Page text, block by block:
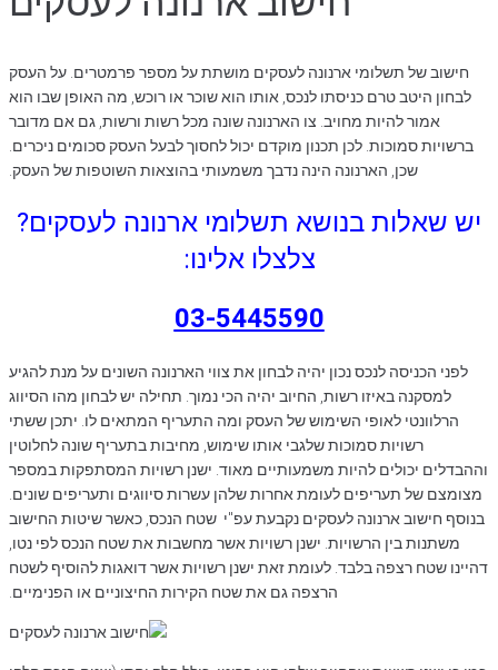
חישוב של תשלומי ארנונה לעסקים מושתת על מספר פרמטרים. על העסק
לבחון היטב טרם כניסתו לנכס, אותו הוא שוכר או רוכש, מה האופן שבו הוא
אמור להיות מחויב. צו הארנונה שונה מכל רשות ורשות, גם אם מדובר
ברשויות סמוכות. לכן תכנון מוקדם יכול לחסוך לבעל העסק סכומים ניכרים.
שכן, הארנונה הינה נדבך משמעותי בהוצאות השוטפות של העסק.
יש שאלות בנושא תשלומי ארנונה לעסקים?
צלצלו אלינו:
03-5445590
לפני הכניסה לנכס נכון יהיה לבחון את צווי הארנונה השונים על מנת להגיע
למסקנה באיזו רשות, החיוב יהיה הכי נמוך. תחילה יש לבחון מהו הסיווג
הרלוונטי לאופי השימוש של העסק ומה התעריף המתאים לו. יתכן ששתי
רשויות סמוכות שלגבי אותו שימוש, מחיבות בתעריף שונה לחלוטין
וההבדלים יכולים להיות משמעותיים מאוד. ישנן רשויות המסתפקות במספר
מצומצם של תעריפים לעומת אחרות שלהן עשרות סיווגים ותעריפים שונים.
בנוסף חישוב ארנונה לעסקים נקבעת עפ"י שטח הנכס, כאשר שיטות החישוב
משתנות בין הרשויות. ישנן רשויות אשר מחשבות את שטח הנכס לפי נטו,
דהיינו שטח רצפה בלבד. לעומת זאת ישנן רשויות אשר דואגות להוסיף לשטח
הרצפה גם את שטח הקירות החיצוניים או הפנימיים.